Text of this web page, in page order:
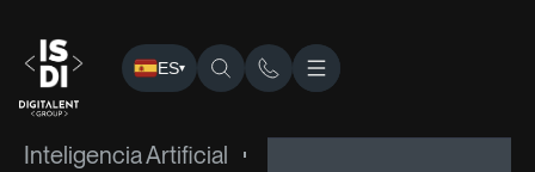
ES▾
ISDI› ›Inteligencia Artificial › Innovación y tecnología:
Inteligencia Artificial